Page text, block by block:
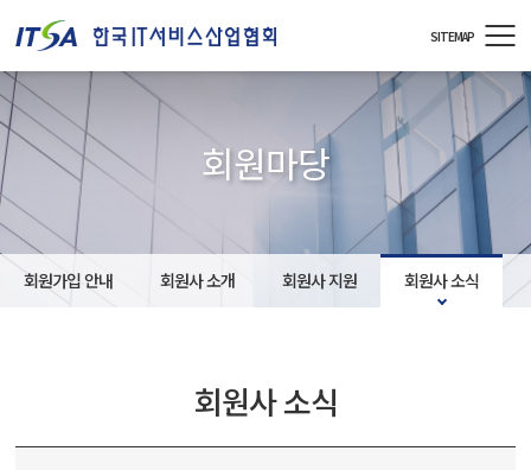
SITEMAP
회원마당
회원가입 안내 회원사 소개 회원사 지원 회원사 소식
회원사 소식